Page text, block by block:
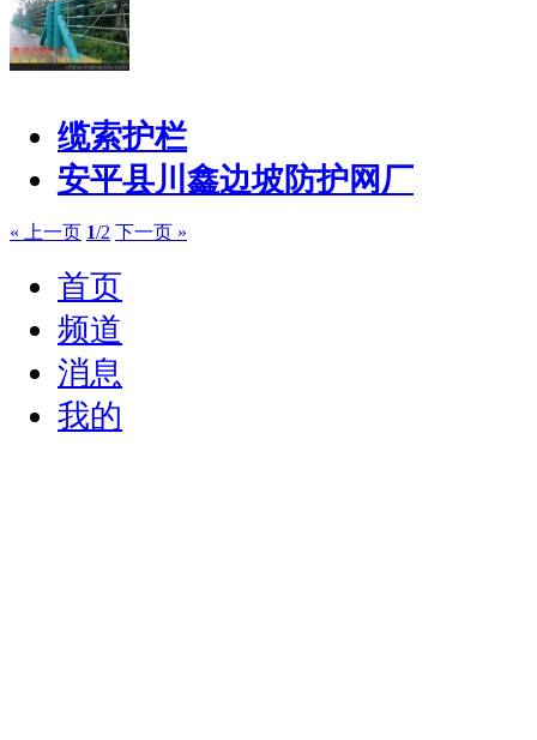
缆索护栏
安平县川鑫边坡防护网厂
« 上一页 1/2 下一页 »
首页
频道
消息
我的